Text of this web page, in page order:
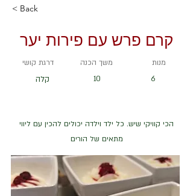
< Back
קרם פרש עם פירות יער
דרגת קושי
קלה
משך הכנה
10
מנות
6
הכי קוויקי שיש. כל ילד וילדה יכולים להכין עם ליווי
מתאים של הורים